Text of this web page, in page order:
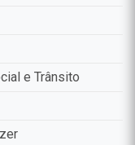
e Trânsito